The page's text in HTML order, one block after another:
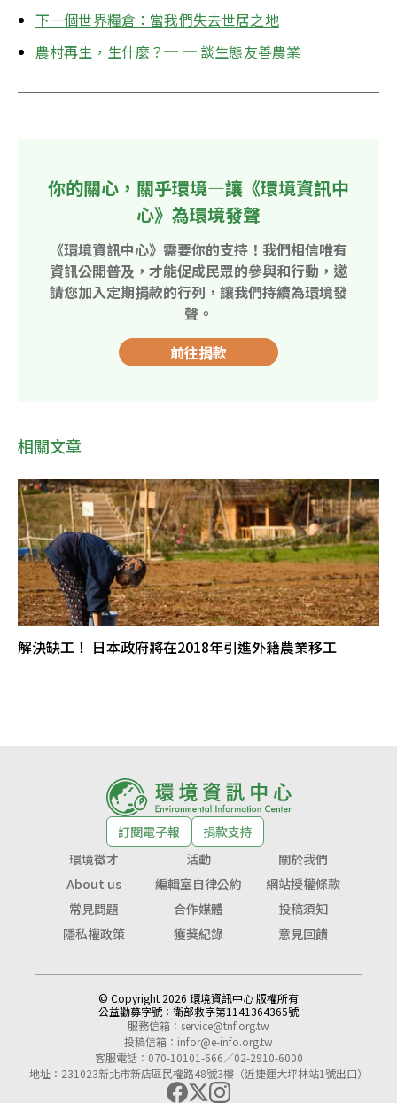
下一個世界糧倉：當我們失去世居之地
農村再生，生什麼？─ ─ 談生態友善農業
你的關心，關乎環境—讓《環境資訊中
心》為環境發聲
《環境資訊中心》需要你的支持！我們相信唯有
資訊公開普及，才能促成民眾的參與和行動，邀
請您加入定期捐款的行列，讓我們持續為環境發
聲。
前往捐款
相關文章
解決缺工！ 日本政府將在2018年引進外籍農業移工
訂閱電子報
捐款支持
環境徵才
活動
關於我們
About us
編輯室自律公約
網站授權條款
常見問題
合作媒體
投稿須知
隱私權政策
獲獎紀錄 意見回饋
© Copyright 2026 環境資訊中心 版權所有
公益勸募字號： 衛部救字第1141364365號
服務信箱： service@tnf.org.tw
投稿信箱： infor@e-info.org.tw
客服電話：070-10101-666／02-2910-6000
地址：231023新北市新店區民權路48號3樓（近捷運大坪林站1號出口）